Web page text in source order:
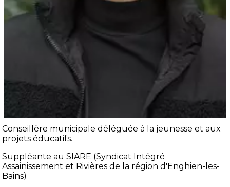
Conseillère municipale déléguée à la jeunesse et aux
projets éducatifs.
Suppléante au SIARE (Syndicat Intégré
Assainissement et Rivières de la région d'Enghien-les-
Bains)